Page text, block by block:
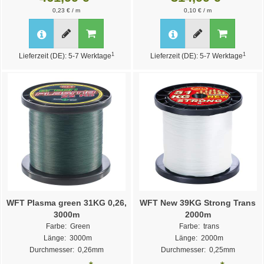
0,23 € / m
Lieferzeit (DE): 5-7 Werktage 1
0,10 € / m
Lieferzeit (DE): 5-7 Werktage 1
WFT Plasma green 31KG 0,26,
3000m
Farbe: Green
Länge: 3000m
Durchmesser: 0,26mm
Weitere Varianten >>
WFT New 39KG Strong Trans
2000m
Farbe: trans
Länge: 2000m
Durchmesser: 0,25mm
Weitere Varianten >>